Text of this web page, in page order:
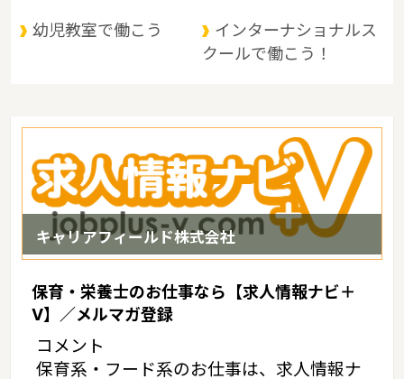
幼児教室で働こう
インターナショナルス
クールで働こう！
キャリアフィールド株式会社
保育・栄養士のお仕事なら【求人情報ナビ＋
V】／メルマガ登録
コメント
保育系・フード系のお仕事は、求人情報ナ